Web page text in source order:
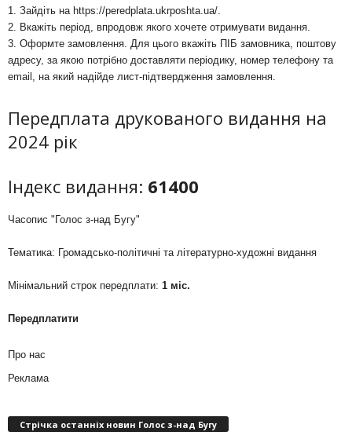
1. Зайдіть на https://peredplata.ukrposhta.ua/.
2. Вкажіть період, впродовж якого хочете отримувати видання.
3. Оформте замовлення. Для цього вкажіть ПІБ замовника, поштову
адресу, за якою потрібно доставляти періодику, номер телефону та
email, на який надійде лист-підтвердження замовлення.
Передплата друкованого видання на
2024 рік
Індекс видання: 61400
Часопис "Голос з-над Бугу"
Тематика: Громадсько-політичні та літературно-художні видання
Мінімальний строк передплати: 1 міс.
Передплатити
Про нас
Реклама
Стрічка останніх новин Голос з-над Бугу